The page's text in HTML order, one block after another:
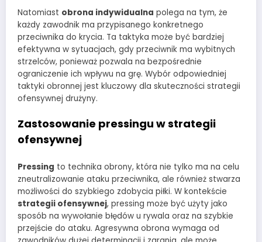
Natomiast obrona indywidualna polega na tym, że
każdy zawodnik ma przypisanego konkretnego
przeciwnika do krycia. Ta taktyka może być bardziej
efektywna w sytuacjach, gdy przeciwnik ma wybitnych
strzelców, ponieważ pozwala na bezpośrednie
ograniczenie ich wpływu na grę. Wybór odpowiedniej
taktyki obronnej jest kluczowy dla skuteczności strategii
ofensywnej drużyny.
Zastosowanie pressingu w strategii
ofensywnej
Pressing to technika obrony, która nie tylko ma na celu
zneutralizowanie ataku przeciwnika, ale również stwarza
możliwości do szybkiego zdobycia piłki. W kontekście
strategii ofensywnej, pressing może być użyty jako
sposób na wywołanie błędów u rywala oraz na szybkie
przejście do ataku. Agresywna obrona wymaga od